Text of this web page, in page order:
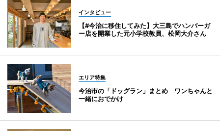
インタビュー
【#今治に移住してみた】大三島でハンバーガ
ー店を開業した元小学校教員、松岡大介さん
エリア特集
今治市の「ドッグラン」まとめ ワンちゃんと
一緒におでかけ